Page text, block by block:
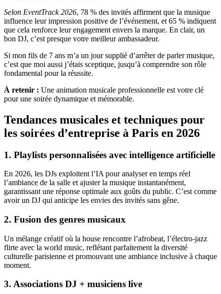
Selon EventTrack 2026, 78 % des invités affirment que la musique
influence leur impression positive de l’événement, et 65 % indiquent
que cela renforce leur engagement envers la marque. En clair, un
bon DJ, c’est presque votre meilleur ambassadeur.
Si mon fils de 7 ans m’a un jour supplié d’arrêter de parler musique,
c’est que moi aussi j’étais sceptique, jusqu’à comprendre son rôle
fondamental pour la réussite.
À retenir : Une animation musicale professionnelle est votre clé
pour une soirée dynamique et mémorable.
Tendances musicales et techniques pour
les soirées d’entreprise à Paris en 2026
1. Playlists personnalisées avec intelligence artificielle
En 2026, les DJs exploitent l’IA pour analyser en temps réel
l’ambiance de la salle et ajuster la musique instantanément,
garantissant une réponse optimale aux goûts du public. C’est comme
avoir un DJ qui anticipe les envies des invités sans gêne.
2. Fusion des genres musicaux
Un mélange créatif où la house rencontre l’afrobeat, l’électro-jazz
flirte avec la world music, reflétant parfaitement la diversité
culturelle parisienne et promouvant une ambiance inclusive à chaque
moment.
3. Associations DJ + musiciens live